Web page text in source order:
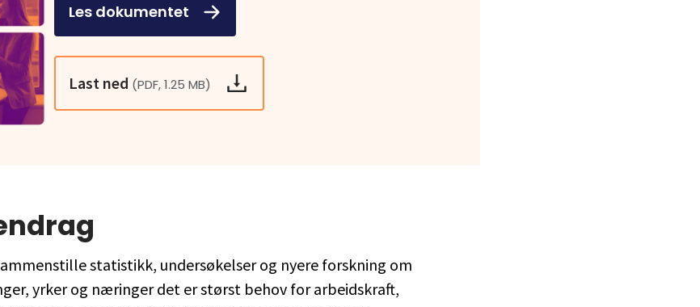
Last ned (PDF, 1.25 MB)
Les dokumentet
statistikk, undersøkelser og nyere forskning om
yrker og næringer det er størst behov for arbeidskraft,